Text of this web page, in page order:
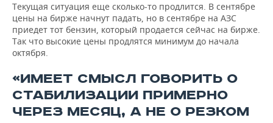
Текущая ситуация еще сколько-то продлится. В сентябре
цены на бирже начнут падать, но в сентябре на АЗС
приедет тот бензин, который продается сейчас на бирже.
Так что высокие цены продлятся минимум до начала
октября.
«ИМЕЕТ СМЫСЛ ГОВОРИТЬ О
СТАБИЛИЗАЦИИ ПРИМЕРНО
ЧЕРЕЗ МЕСЯЦ, А НЕ О РЕЗКОМ